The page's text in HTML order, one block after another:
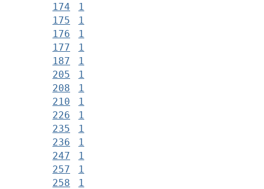
174
1
175
1
176
1
177
1
187
1
205
1
208
1
210
1
226
1
235
1
236
1
247
1
257
1
258
1